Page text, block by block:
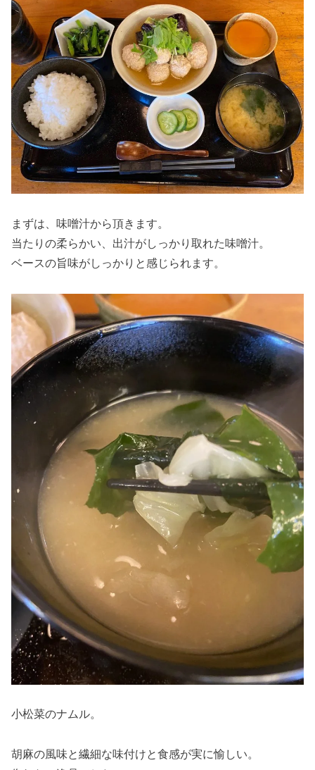
まずは、味噌汁から頂きます。
当たりの柔らかい、出汁がしっかり取れた味噌汁。
ベースの旨味がしっかりと感じられます。
小松菜のナムル。
胡麻の風味と繊細な味付けと食感が実に愉しい。